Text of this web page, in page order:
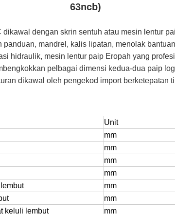
63ncb)
dengan skrin sentuh atau mesin lentur
panduan, mandrel, kalis lipatan, menolak
hidraulik, mesin lentur paip Eropah yang
pelbagai dimensi kedua-dua paip
dikawal oleh pengekod import berketepatan
Unit
mm
mm
mm
mm
mm
mm
keluli lembut
mm